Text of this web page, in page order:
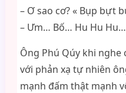
– Ơ sao cơ? « Bụp bựt
– Ưm… Bố… Hu Hu Hu…
Ông Phú Qúy khi
với phản xạ tự nhiên
mạnh đấm thật mạnh